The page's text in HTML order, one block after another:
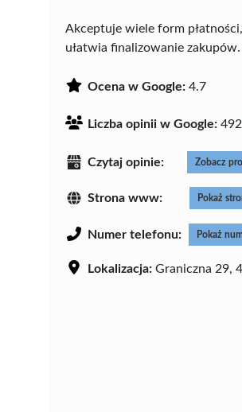
Akceptuje wiele form
ułatwia finalizowanie zakupów.
Ocena w Google: 4.7
Liczba opinii w Google: 492
Czytaj opinie: Zobacz
Strona www: Pokaż
Numer telefonu: Pokaż
Lokalizacja: Graniczna 29,